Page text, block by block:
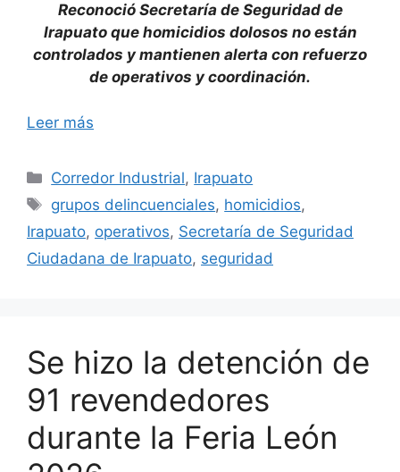
Reconoció Secretaría de Seguridad de
Irapuato que homicidios dolosos no están
controlados y mantienen alerta con refuerzo
de operativos y coordinación.
Leer más
Categorías
Corredor Industrial, Irapuato
Etiquetas
grupos delincuenciales, homicidios,
Irapuato, operativos, Secretaría de Seguridad
Ciudadana de Irapuato, seguridad
Se hizo la detención de
91 revendedores
durante la Feria León